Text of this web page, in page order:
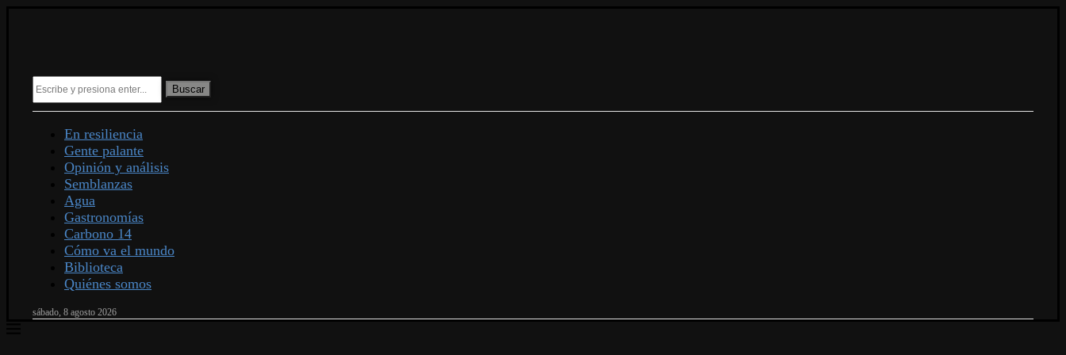
Buscar
En resiliencia
Gente palante
Opinión y análisis
Semblanzas
Agua
Gastronomías
Carbono 14
Cómo va el mundo
Biblioteca
Quiénes somos
sábado, 8 agosto 2026